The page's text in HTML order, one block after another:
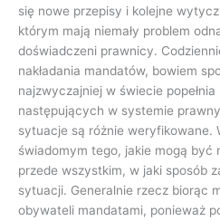
się nowe przepisy i kolejne
którym mają niemały problem
doświadczeni prawnicy.
nakładania mandatów, bowiem
najzwyczajniej w świecie popełnia
następujących w systemie
sytuacje są różnie weryfikowane.
świadomym tego, jakie mogą być
przede wszystkim, w jaki sposób
sytuacji. Generalnie rzecz biorąc
obywateli mandatami, ponieważ